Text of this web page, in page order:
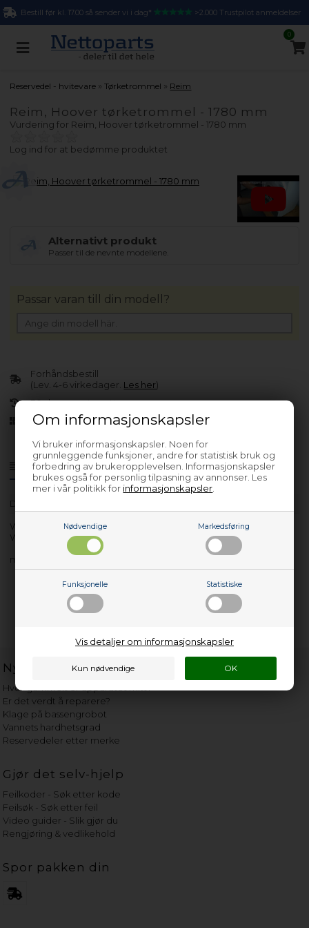
Om informasjonskapsler
Vi bruker informasjonskapsler. Noen for
grunnleggende funksjoner, andre for statistisk bruk og
forbedring av brukeropplevelsen. Informasjonskapsler
brukes også for personlig tilpasning av annonser. Les
mer i vår politikk for informasjonskapsler
Nødvendige Markedsføring
Funksjonelle Statistiske
Vis detaljer om informasjonskapsler
Bestill før kl. 17.00 så sender vi i dag* >2.000 Trustpilot anmeldelser
0
Reservedel - hvitevare »Tørketrommel » Reim
Reim, Hoover tørketrommel - 1780 mm
Vurdering for Reim, Hoover tørketrommel - 1780 mm
Log ind for at bedømme produktet
Alternativt produkt
Passer til de nevnte modellene.
Produktinfo Spørsmål om varen?
Data
WT450
WT451
med flere…
Forhåndsbestill
(Lev. 4-6 virkedager. Les her)
30 dagers returrett
Siden 2013
Passar varan till din modell?
Nyttige lenker
Hvor gammelt er apparatet mitt?
Er det verdt å reparere?
Klage på bassengrobot
Vannets hardhetsgrad
Reservedeler etter merke
Gjør det selv-hjelp
Feilkoder - Søk etter kode
Feilsøk - Søk etter feil
Video guider - Slik gjør du
Rengjøring & vedlikehold
Spor pakken din